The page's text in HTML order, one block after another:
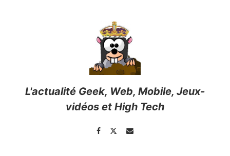
L'actualité Geek, Web, Mobile, Jeux-
vidéos et High Tech